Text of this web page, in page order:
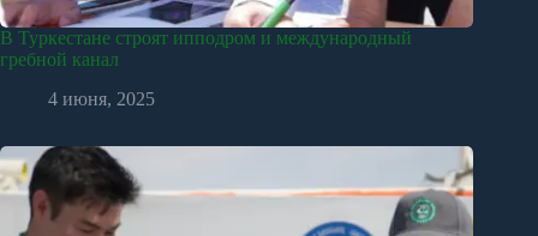
В Туркестане строят ипподром и международный
гребной канал
4 июня, 2025